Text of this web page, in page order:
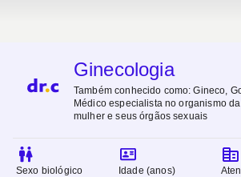
Ginecologia
Também conhecido como:Gineco,
Médico especialista no organismo da
mulher e seus órgãos sexuais
Sexo biológico
Idade (anos)